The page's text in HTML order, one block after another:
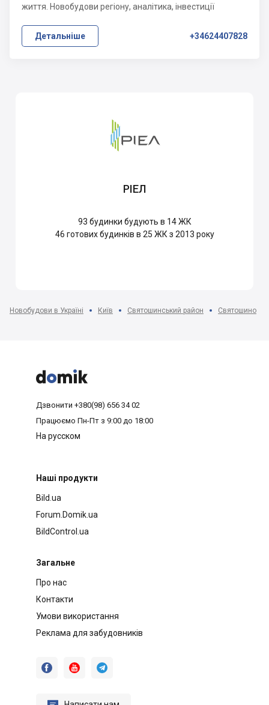
життя. Новобудови регіону, аналітика, інвестиції
Детальніше +34624407828
РІЕЛ
93 будинки будують в 14 ЖК
46 готових будинків в 25 ЖК з 2013 року
Новобудови в Україні Київ Святошинський район Святошино



Дзвонити +380(98) 656 34 02
Працюємо Пн-Пт з 9:00 до 18:00
На русском
Наші продукти
Bild.ua
Forum.Domik.ua
BildControl.ua
Загальне
Про нас
Контакти
Умови використання
Реклама для забудовників
  